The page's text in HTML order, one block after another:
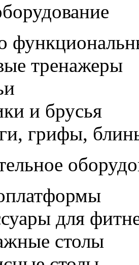
тренажеры
и брусья
грифы,
для
столы